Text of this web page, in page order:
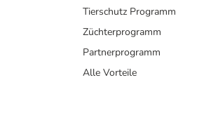
Tierschutz Programm
Züchterprogramm
Partnerprogramm
Alle Vorteile